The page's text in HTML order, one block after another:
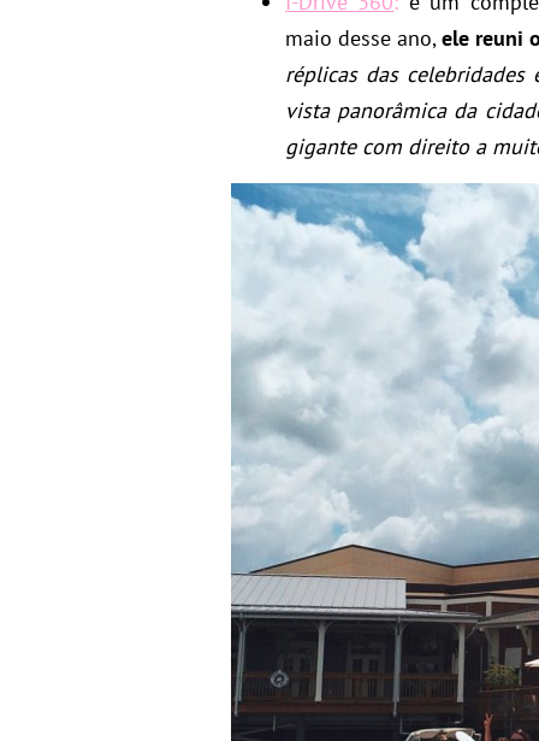
maio desse ano,ele reuni
réplicas das celebridades
vista panorâmica da
gigante com direito a